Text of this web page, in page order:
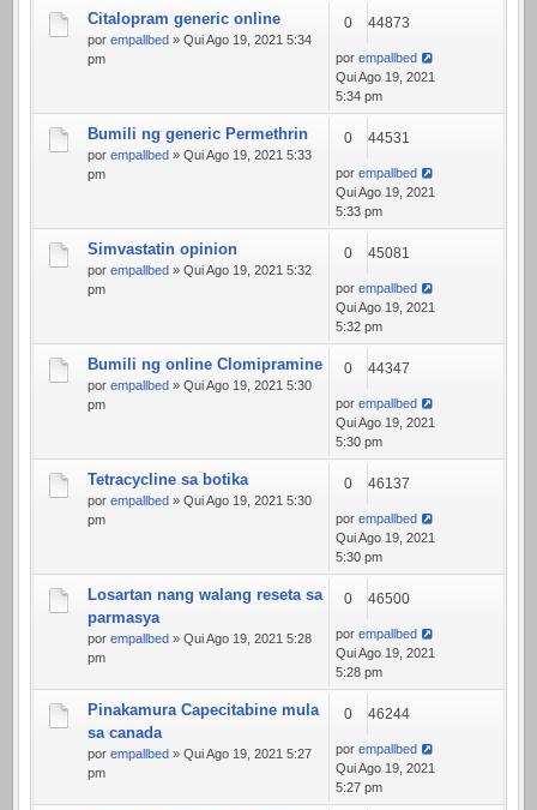
Citalopram generic online
por empallbed » Qui Ago 19, 2021 5:34
pm
0 44873
por empallbed
Qui Ago 19, 2021
5:34 pm
Bumili ng generic Permethrin
por empallbed » Qui Ago 19, 2021 5:33
pm
0 44531
por empallbed
Qui Ago 19, 2021
5:33 pm
Simvastatin opinion
por empallbed » Qui Ago 19, 2021 5:32
pm
0 45081
por empallbed
Qui Ago 19, 2021
5:32 pm
Bumili ng online Clomipramine
por empallbed » Qui Ago 19, 2021 5:30
pm
0 44347
por empallbed
Qui Ago 19, 2021
5:30 pm
Tetracycline sa botika
por empallbed » Qui Ago 19, 2021 5:30
pm
0 46137
por empallbed
Qui Ago 19, 2021
5:30 pm
Losartan nang walang reseta sa
parmasya
por empallbed » Qui Ago 19, 2021 5:28
pm
0 46500
por empallbed
Qui Ago 19, 2021
5:28 pm
Pinakamura Capecitabine mula
sa canada
por empallbed » Qui Ago 19, 2021 5:27
pm
0 46244
por empallbed
Qui Ago 19, 2021
5:27 pm